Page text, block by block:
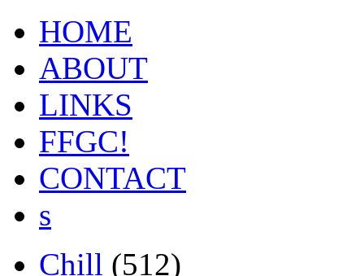
HOME
ABOUT
LINKS
FFGC!
CONTACT
s
Chill (512)